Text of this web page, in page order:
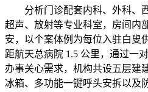
分析门诊配套内科、外科、西
超声、放射等专业科室，房间内
安，以个案体例为每位入驻白叟
距航天总病院 1.5 公里，通过一
办事关心需求，机构共设五层建
冰箱、多功能一键呼头安拆以及